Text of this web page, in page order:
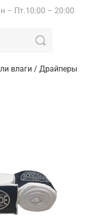
– Пт.10:00 – 20:00
влаги / Драйперы